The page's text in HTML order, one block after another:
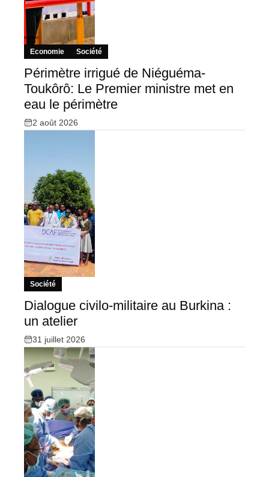
Economie Société
Périmètre irrigué de Niéguéma-
Toukôrô: Le Premier ministre met en
eau le périmètre
2 août 2026
Société
Dialogue civilo-militaire au Burkina :
un atelier
31 juillet 2026